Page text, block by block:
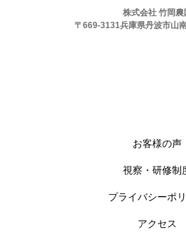
株式会社 竹岡農
〒669-3131兵庫県丹波市山
お客様の声
視察・研修制
プライバシーポ
アクセス